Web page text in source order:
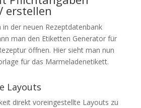
erstellen
der neuen Rezeptdatenbank
man den Etiketten Generator für
öffnen. Hier sieht man nun
für das Marmeladenetikett.
Layouts
direkt voreingestellte Layouts zu